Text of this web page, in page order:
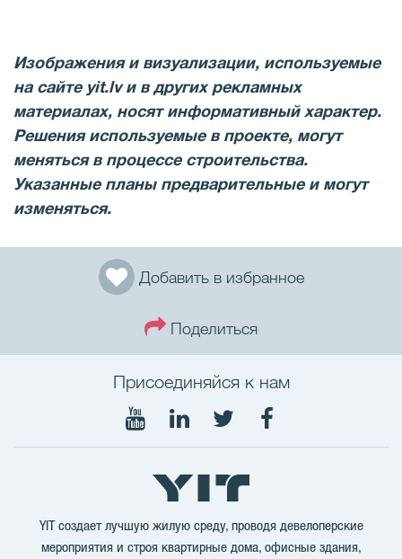
Добавить в избранное
Поделиться
Изображения и визуализации, используемые
на сайте yit.lv и в других рекламных
материалах, носят информативный характер.
Решения используемые в проекте, могут
меняться в процессе строительства.
Указанные планы предварительные и могут
изменяться.
Присоединяйся к нам
Мы
Youtube
Мы
в
LinkedIn
Мы
в
Twitter
Мы
YIT создает лучшую жилую среду, проводя девелоперские
мероприятия и строя квартирные дома, офисные здания,